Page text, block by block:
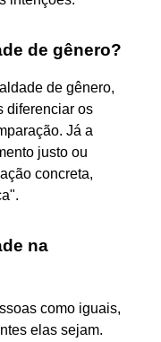
de gênero?
de gênero,
diferenciar os
Já a
justo ou
concreta,
na
como iguais,
elas sejam.